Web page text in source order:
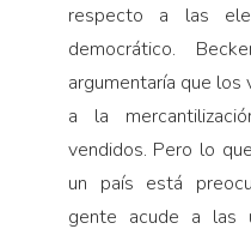
respecto a las
democrático.
argumentaría que
a la
vendidos. Pero lo
un país está
gente acude a las